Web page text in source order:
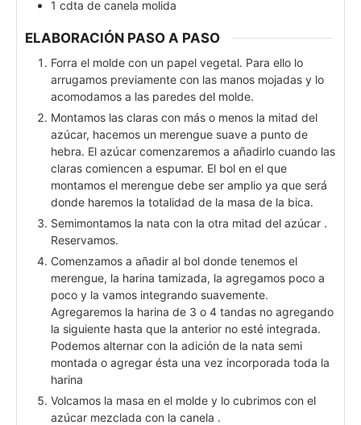
1 cdta de canela molida
ELABORACIÓN PASO A PASO
Forra el molde con un papel vegetal. Para ello lo
arrugamos previamente con las manos mojadas y lo
acomodamos a las paredes del molde.
Montamos las claras con más o menos la mitad del
azúcar, hacemos un merengue suave a punto de
hebra. El azúcar comenzaremos a añadirlo cuando las
claras comiencen a espumar. El bol en el que
montamos el merengue debe ser amplio ya que será
donde haremos la totalidad de la masa de la bica.
Semimontamos la nata con la otra mitad del azúcar .
Reservamos.
Comenzamos a añadir al bol donde tenemos el
merengue, la harina tamizada, la agregamos poco a
poco y la vamos integrando suavemente.
Agregaremos la harina de 3 o 4 tandas no agregando
la siguiente hasta que la anterior no esté integrada.
Podemos alternar con la adición de la nata semi
montada o agregar ésta una vez incorporada toda la
harina
Volcamos la masa en el molde y lo cubrimos con el
azúcar mezclada con la canela .